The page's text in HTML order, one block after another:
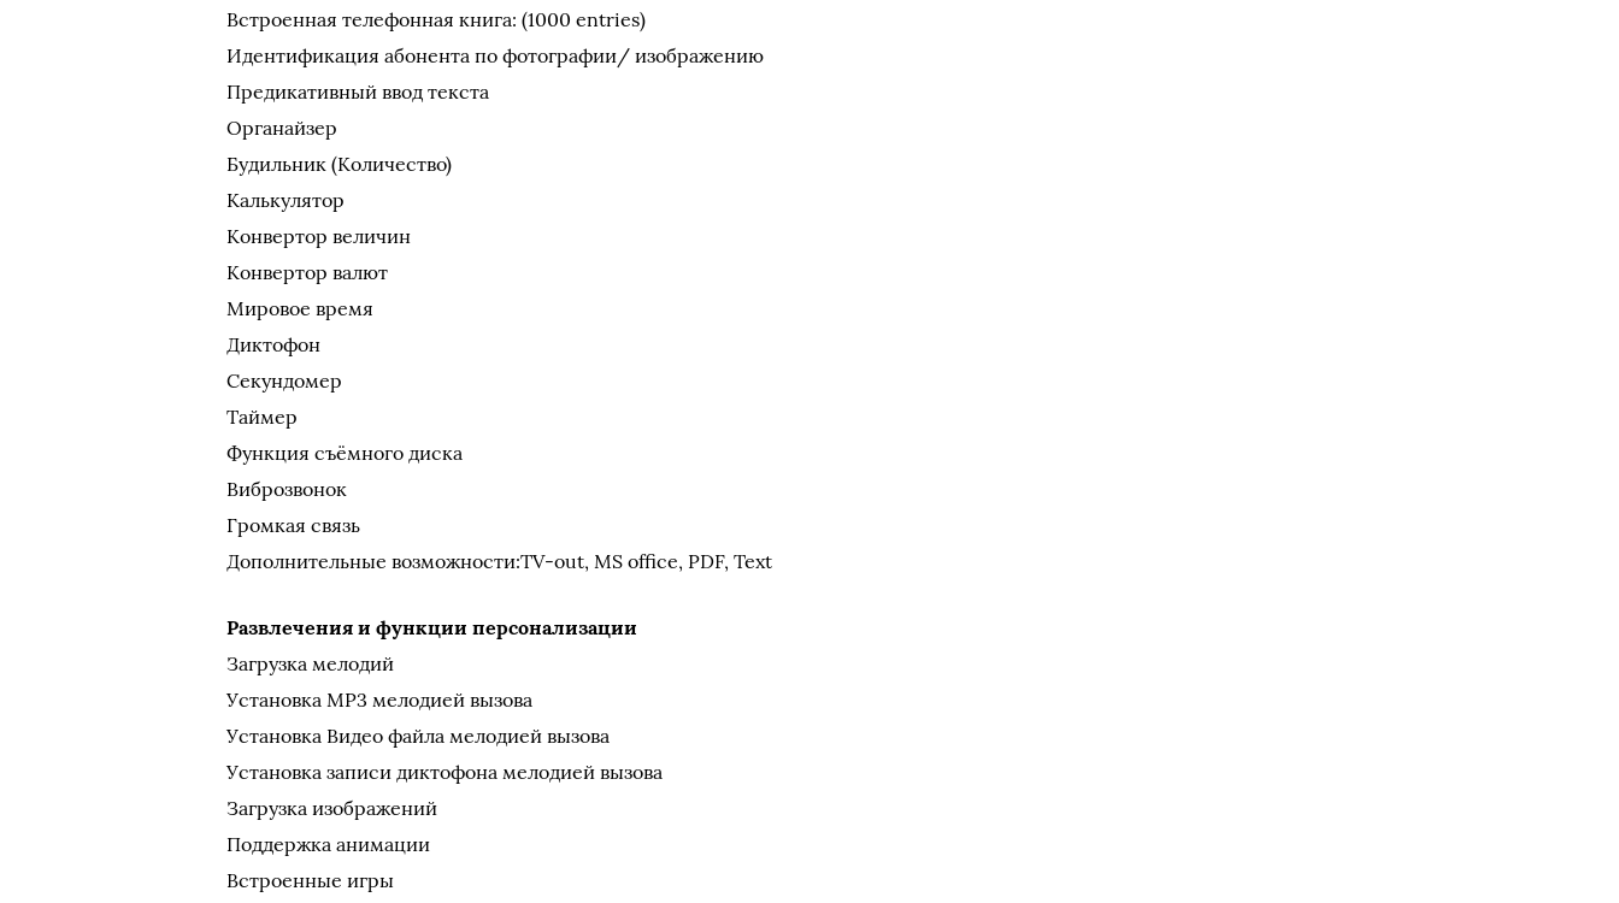
Встроенная телефонная книга: (1000 entries)
Идентификация абонента по фотографии/ изображению
Предикативный ввод текста
Органайзер
Будильник (Количество)
Калькулятор
Конвертор величин
Конвертор валют
Мировое время
Диктофон
Секундомер
Таймер
Функция съёмного диска
Виброзвонок
Громкая связь
Дополнительные возможности:TV-out, MS office, PDF, Text
Развлечения и функции персонализации
Загрузка мелодий
Установка МР3 мелодией вызова
Установка Видео файла мелодией вызова
Установка записи диктофона мелодией вызова
Загрузка изображений
Поддержка анимации
Встроенные игры